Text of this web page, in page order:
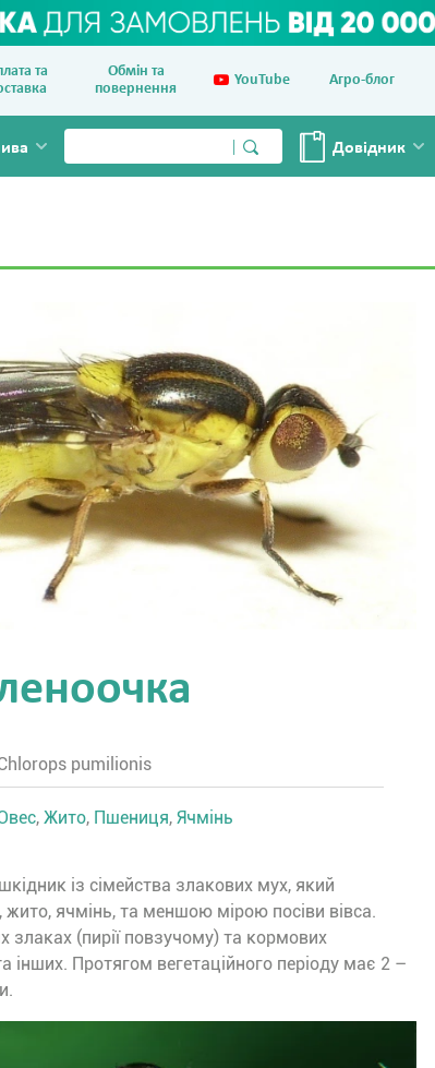
та
Обмін та
повернення
YouTube Агро-блог
Довiдник
pumilionis
, Жито, Пшениця, Ячмінь
із сімейства злакових мух, який
ячмінь, та меншою мірою посіви вівса.
(пирії повзучому) та кормових
інших. Протягом вегетаційного періоду має 2 –